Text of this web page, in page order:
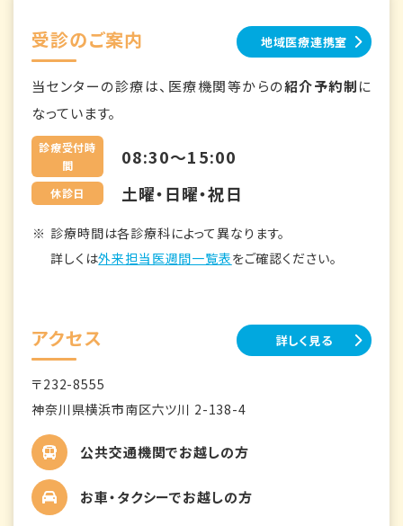
受診のご案内 地域医療連携室
当センターの診療は、医療機関等からの紹介予約制に
なっています。
診療受付時
間
08:30～15:00
休診日 土曜・日曜・祝日
診療時間は各診療科によって異なります。
詳しくは外来担当医週間一覧表をご確認ください。
アクセス 詳しく見る
〒232-8555
神奈川県横浜市南区六ツ川 2-138-4
公共交通機関でお越しの方
お車・タクシーでお越しの方